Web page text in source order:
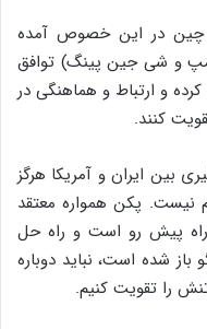
چین در این خصوص آمده
و شی جین پینگ) توافق
و ارتباط و هماهنگی در
کنند.
بین ایران و آمریکا هرگز
نیست. پکن همواره معتقد
راه پیش رو است و راه حل
شده است، نباید دوباره
را تقویت کنیم.